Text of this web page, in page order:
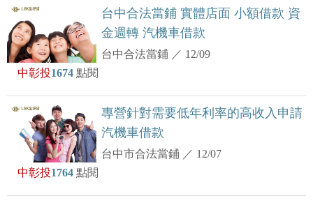
台中合法當鋪 實體店面 小額借款 資
金週轉 汽機車借款
台中合法當鋪 ／ 12/09
中彰投1674 點閱
專營針對需要低年利率的高收入申請
汽機車借款
台中市合法當鋪 ／ 12/07
中彰投1764 點閱